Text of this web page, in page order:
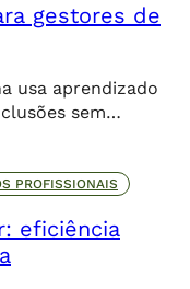
gestores de
usa aprendizado
sem
de forma
PROFISSIONAIS
eficiência